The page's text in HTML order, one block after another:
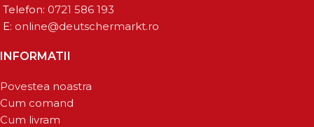
Telefon: 0721 586 193
E: online@deutschermarkt.ro
INFORMATII
Povestea noastra
Cum comand
Cum livram